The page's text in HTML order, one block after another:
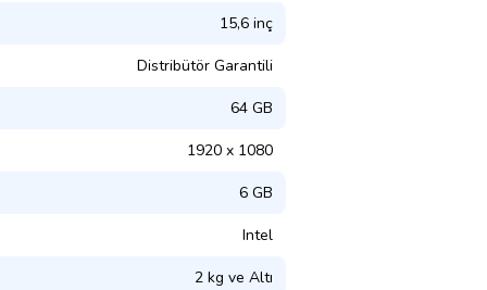
15,6 inç
Distribütör Garantili
64 GB
1920 x 1080
6 GB
Intel
2 kg ve Altı